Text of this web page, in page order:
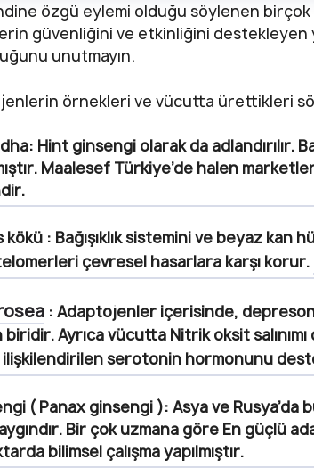
özgü eylemi olduğu söylenen birçok
güvenliğini ve etkinliğini destekleyen
unutmayın.
örnekleri ve vücutta ürettikleri
Hint ginsengi olarak da adlandırılır.
Maalesef Türkiye’de halen
kökü : Bağışıklık sistemini ve beyaz
çevresel hasarlara karşı korur.
: Adaptojenler içerisinde,
Ayrıca vücutta Nitrik oksit
ilişkilendirilen serotonin hormonunu
( Panax ginsengi ): Asya ve
Bir çok uzmana göre En güçlü
bilimsel çalışma yapılmıştır.